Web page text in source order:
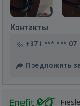
Контакты
+371 *** *** 07
Предложить